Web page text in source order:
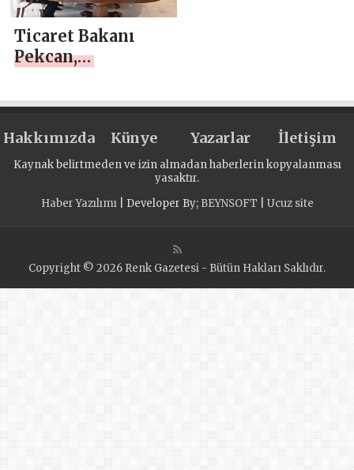
Ticaret Bakanı
Pekcan,
Cumhurbaşkanı
Kabul Edildi
Hakkımızda Künye Yazarlar İletişim
Kaynak belirtmeden ve izin almadan haberlerin kopyalanması
yasaktır.
Haber Yazılımı| Developer By; BEYNSOFT Ucuz site
Copyright © 2026 Renk Gazetesi - Bütün Hakları Saklıdır.